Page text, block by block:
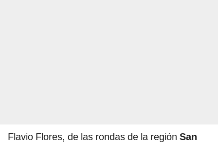
Flavio Flores, de las rondas de la región San